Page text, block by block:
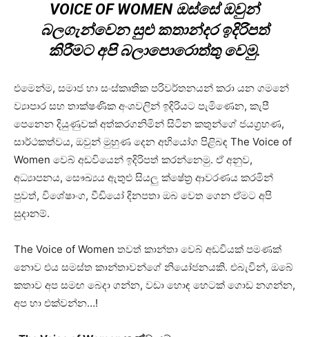
VOICE OF WOMEN ඔස්සේ ඔවුන්
බලගැන්වෙන සුළු කතාන්දර ඉදිරිපත්
කිරීමට අපි බලාපොරොත්තු වෙමු.
එමෙන්ම, සමාජ හා සංස්කෘතික පරිවර්තනයන් කරා යන ගමනේ
ව්‍යාපාර සහ තාක්ෂණික අංශවලින් ඉදිරියට පැමිණෙන, කැපී
පෙනෙන දියුණුවක් අත්කරගනිමින් සිටින කතුන්ගේ ජයග්‍රහණ,
සාර්ථකත්වය, ඔවුන් මුහුණ දෙන අභියෝග පිළිබඳ The Voice of
Women වෙබ් අඩවියෙන් ඉදිරිපත් කරන්නෙමු. ඒ අනුව,
අධ්‍යාපනය, සෞඛ්‍යය ඇතුළු සියලු ක්ෂේත්‍ර ආවරණය කරමින්
පුවත්, විශේෂාංග, වීඩියෝ දිනපතා ඔබ වෙත ගෙන ඒමට අපි
සුදානම්.
The Voice of Women තවත් කාන්තා වෙබ් අඩවියක් පමණක්
නොව එය සමස්ත කාන්තාවන්ගේ නියෝජනයකි. එබැවින්, ඔබේ
කතාව අප සමඟ බෙදා ගන්න, වඩා හොඳ හෙටක් ගොඩ නගන්න,
අප හා එක්වන්න…!